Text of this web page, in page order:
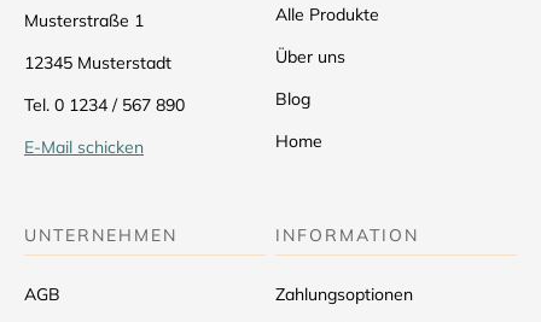
Musterstraße 1
12345 Musterstadt
Tel. 0 1234 / 567 890
E-Mail schicken
Alle Produkte
Über uns
Blog
Home
UNTERNEHMEN
AGB
INFORMATION
Zahlungsoptionen